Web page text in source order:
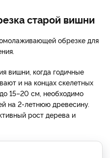
старой вишни
обрезке для
вишни, когда годичные
и на концах скелетных
15–20 см, необходимо
на 2-летнюю древесину.
рост дерева и